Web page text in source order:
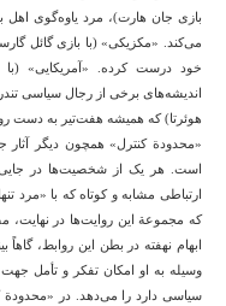
بازی جان هارت)، مرد یاوه‌گوی اهل
می‌کند. «مکزیکی» (با بازی گائل
خود درست کرده. «آمریکایی»
اندیشه‌های برخی از رجال سیاسی
هوئرتا) که همیشه هفت‌تیر به دست
«محدودة کنترل» همچون دیگر
است. هر یک از شخصیت‌ها در جایی
ارتباطی مشابه و کوتاه که با «مرد
که مجموعة این روایت‌ها در
ابهام نهفته در بطن این روابط،
وسیله به او امکان تفکر و تأمل
سیاسی دارد را می‌دهد. در «محدودة